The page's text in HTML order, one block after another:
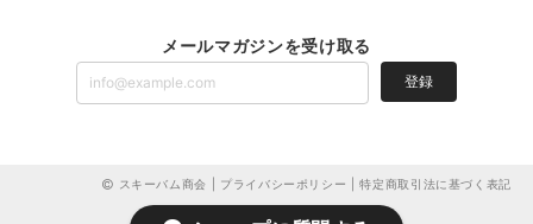
メールマガジンを受け取る
登録
スキーバム商会 | プライバシーポリシー |特定商取引法に基づく表記